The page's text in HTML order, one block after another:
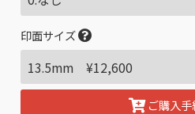
印面サイズ
ご購入手